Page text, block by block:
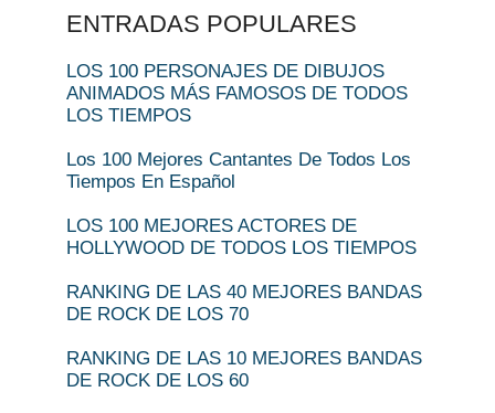
ENTRADAS POPULARES
LOS 100 PERSONAJES DE DIBUJOS
ANIMADOS MÁS FAMOSOS DE TODOS
LOS TIEMPOS
Los 100 Mejores Cantantes De Todos Los
Tiempos En Español
LOS 100 MEJORES ACTORES DE
HOLLYWOOD DE TODOS LOS TIEMPOS
RANKING DE LAS 40 MEJORES BANDAS
DE ROCK DE LOS 70
RANKING DE LAS 10 MEJORES BANDAS
DE ROCK DE LOS 60